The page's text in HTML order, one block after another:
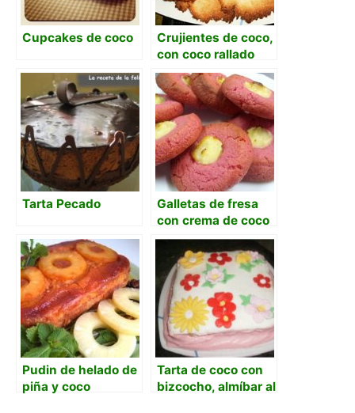
Cupcakes de coco
Crujientes de coco,
con coco rallado
Tarta Pecado
Galletas de fresa
con crema de coco
Pudin de helado de
piña y coco
Tarta de coco con
bizcocho, almíbar al